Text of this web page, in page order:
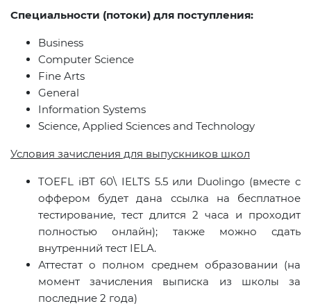
Специальности (потоки) для поступления:
Business
Computer Science
Fine Arts
General
Information Systems
Science, Applied Sciences and Technology
Условия зачисления для выпускников школ
TOEFL iBT 60\ IELTS 5.5 или Duolingo (вместе с
оффером будет дана ссылка на бесплатное
тестирование, тест длится 2 часа и проходит
полностью онлайн); также можно сдать
внутренний тест IELA.
Аттестат о полном среднем образовании (на
момент зачисления выписка из школы за
последние 2 года)